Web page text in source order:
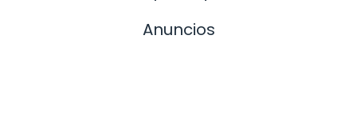
Anuncios